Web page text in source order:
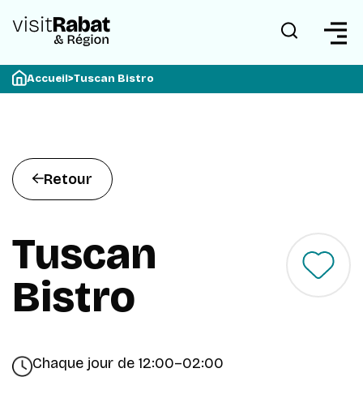
Accueil>Tuscan Bistro
Retour
Tuscan
Bistro
Chaque jour de 12:00–02:00